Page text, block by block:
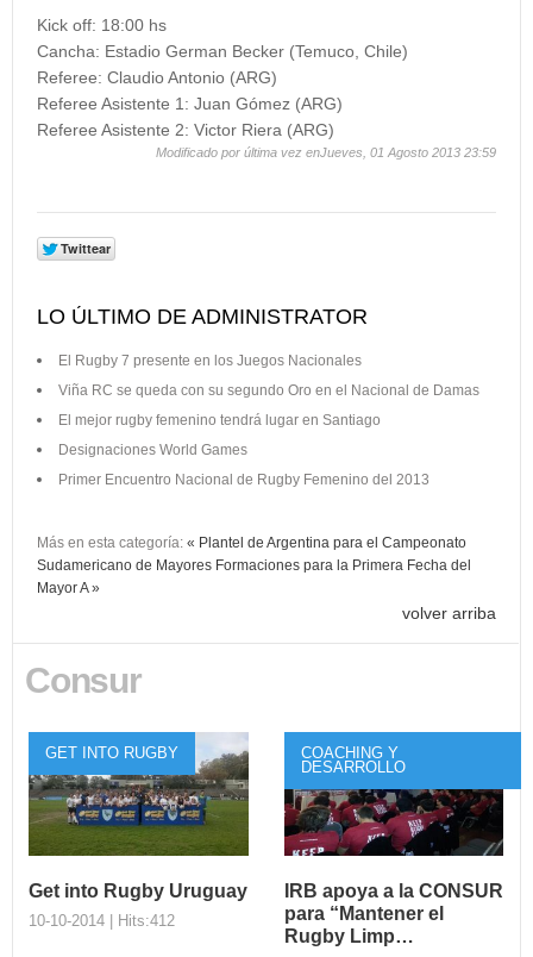
Kick off: 18:00 hs
Cancha: Estadio German Becker (Temuco, Chile)
Referee: Claudio Antonio (ARG)
Referee Asistente 1: Juan Gómez (ARG)
Referee Asistente 2: Victor Riera (ARG)
Modificado por última vez enJueves, 01 Agosto 2013 23:59
LO ÚLTIMO DE ADMINISTRATOR
El Rugby 7 presente en los Juegos Nacionales
Viña RC se queda con su segundo Oro en el Nacional de Damas
El mejor rugby femenino tendrá lugar en Santiago
Designaciones World Games
Primer Encuentro Nacional de Rugby Femenino del 2013
Más en esta categoría: « Plantel de Argentina para el Campeonato
Sudamericano de Mayores Formaciones para la Primera Fecha del
Mayor A »
volver arriba
Consur
GET INTO RUGBY
Get into Rugby Uruguay
10-10-2014 | Hits:412
COACHING Y
DESARROLLO
IRB apoya a la CONSUR
para “Mantener el
Rugby Limp…